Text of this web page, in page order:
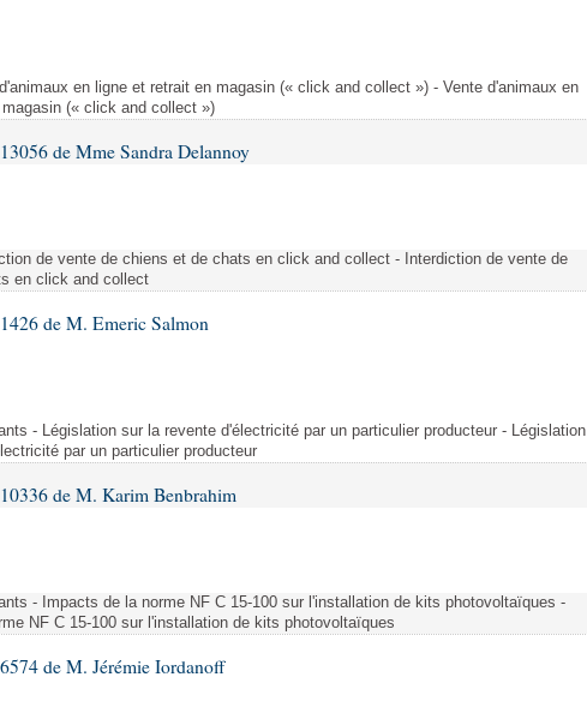
en ligne et retrait en magasin (« click and collect ») - Vente d'animaux en
magasin (« click and collect »)
de Mme Sandra Delannoy
de vente de chiens et de chats en click and collect - Interdiction de vente de
en click and collect
de M. Emeric Salmon
- Législation sur la revente d'électricité par un particulier producteur - Législation
par un particulier producteur
de M. Karim Benbrahim
- Impacts de la norme NF C 15-100 sur l'installation de kits photovoltaïques -
NF C 15-100 sur l'installation de kits photovoltaïques
de M. Jérémie Iordanoff